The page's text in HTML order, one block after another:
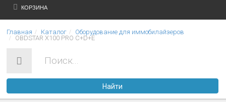
Главная
О нас
Оплата
КОРЗИНА
Главная Каталог
Оборудование для иммобилайзеров
OBDSTAR X100 PRO C+D+E
Найти